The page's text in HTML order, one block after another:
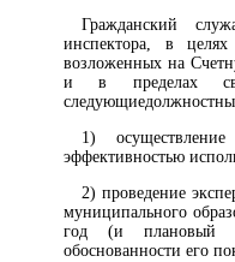
Гражданский
инспектора, в
возложенных на
и в пределах
1)
эффективностью
2) проведение
муниципального
год (и плановый
обоснованности его